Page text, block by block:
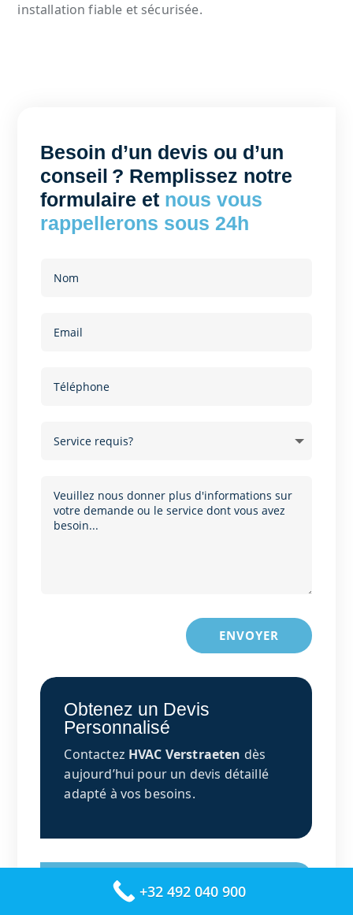
installation fiable et sécurisée.
Besoin d’un devis ou d’un
conseil ? Remplissez notre
formulaire et nous vous
rappellerons sous 24h
ENVOYER
Obtenez un Devis
Personnalisé
Contactez HVAC Verstraeten dès
aujourd’hui pour un devis détaillé
adapté à vos besoins.
Demandez votre devis
+32 492 040 900